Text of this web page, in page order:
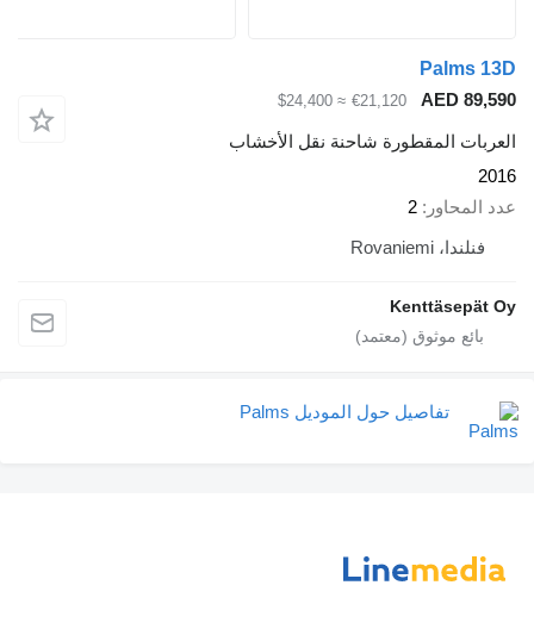
Palms 13D
AED 89,590
€21,120
≈ $24,400
العربات المقطورة شاحنة نقل الأخشاب
2016
عدد المحاور
2
فنلندا، Rovaniemi
Kenttäsepät Oy
تفاصيل حول الموديل Palms